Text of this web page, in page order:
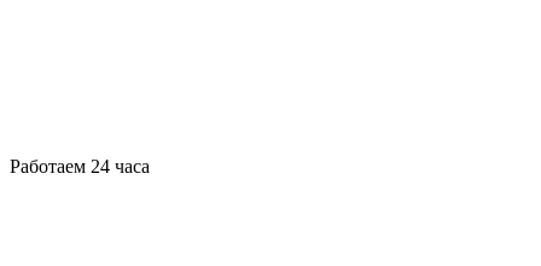
Работаем 24 часа